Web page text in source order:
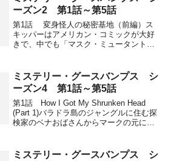
ーズン2 第1話～第5話
第1話 変身怪人の秘密基地（前編）ス
キッパーはアメリカン・コミックが大好
きで、中でも「マスク・ミュータント」
マスク･ミュータントが、スーパーヒーロ
ーのギャロッピング・...
ミステリー・グースバンプス シ
ーズン4 第1話～第5話
第1話 How I Got My Shrunken Head
(Part 1)バラドラ島のジャングルに住む探
検家のベナおばさんからマークの元に小
え、振り返ると小包が開いて...
ミステリー・グースバンプス シ